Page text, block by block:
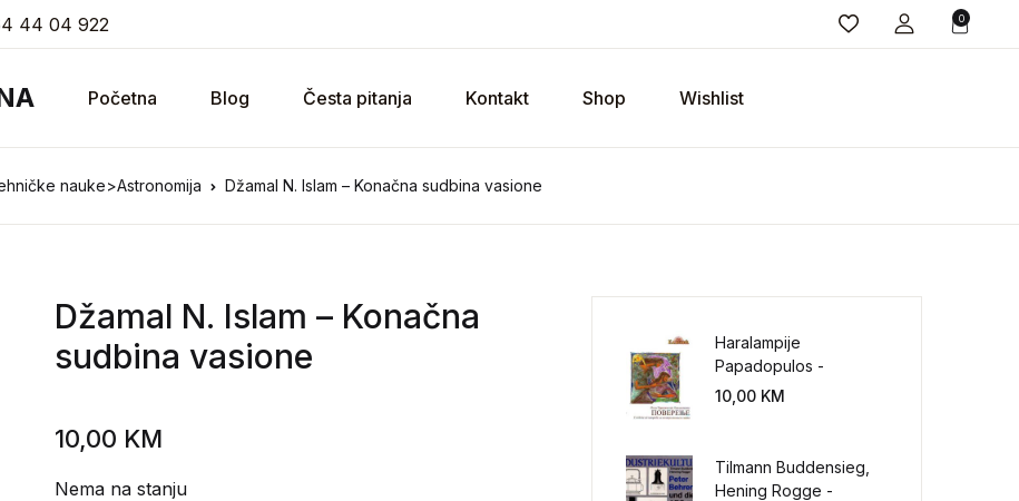
44 04 922 0
Početna Blog Česta pitanja Kontakt Shop Wishlist
nauke>Astronomija Džamal N. Islam – Konačna sudbina vasione
Džamal N. Islam – Konačna
sudbina vasione
10,00 KM
Nema na stanju
Haralampije
Papadopulos -
Poverenje: sloboda od
10,00 KM
Tilmann Buddensieg,
Hening Rogge -